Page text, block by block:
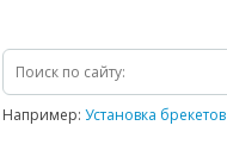
Например: Установка брекетов